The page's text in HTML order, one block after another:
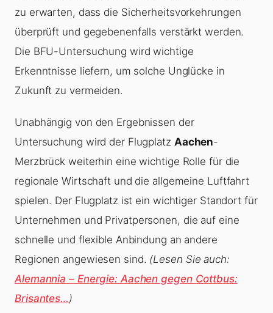
zu erwarten, dass die Sicherheitsvorkehrungen
überprüft und gegebenenfalls verstärkt werden.
Die BFU-Untersuchung wird wichtige
Erkenntnisse liefern, um solche Unglücke in
Zukunft zu vermeiden.
Unabhängig von den Ergebnissen der
Untersuchung wird der Flugplatz Aachen-
Merzbrück weiterhin eine wichtige Rolle für die
regionale Wirtschaft und die allgemeine Luftfahrt
spielen. Der Flugplatz ist ein wichtiger Standort für
Unternehmen und Privatpersonen, die auf eine
schnelle und flexible Anbindung an andere
Regionen angewiesen sind. (Lesen Sie auch:
Alemannia – Energie: Aachen gegen Cottbus:
Brisantes…)